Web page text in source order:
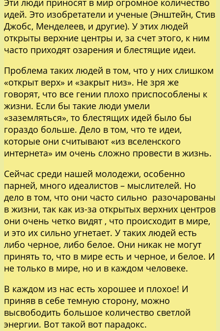
Эти люди приносят в мир огромное количество
идей. Это изобретатели и ученые (Энштейн, Стив
Джобс, Менделеев, и другие). У этих людей
открыты верхние центры и, за счет этого, к ним
часто приходят озарения и блестящие идеи.
Проблема таких людей в том, что у них слишком
«открыт верх» и «закрыт низ». Не зря же
говорят, что все гении плохо приспособлены к
жизни. Если бы такие люди умели
«заземляться», то блестящих идей было бы
гораздо больше. Дело в том, что те идеи,
которые они считывают «из вселенского
интернета» им очень сложно провести в жизнь.
Сейчас среди нашей молодежи, особенно
парней, много идеалистов – мыслителей. Но
дело в том, что они часто сильно разочарованы
в жизни, так как из-за открытых верхних центров
они очень четко видят , что происходит в мире,
и это их сильно угнетает. У таких людей есть
либо черное, либо белое. Они никак не могут
принять то, что в мире есть и черное, и белое. И
не только в мире, но и в каждом человеке.
В каждом из нас есть хорошее и плохое! И
приняв в себе темную сторону, можно
высвободить большое количество светлой
энергии. Вот такой вот парадокс.